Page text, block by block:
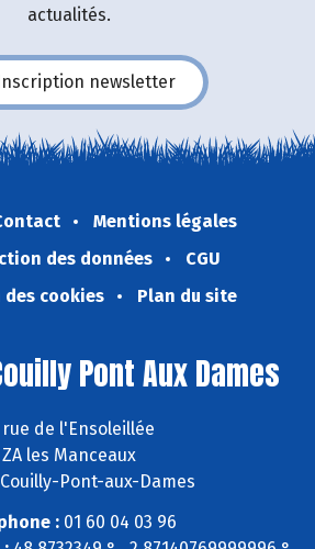
actualités.
newsletter
Mentions légales
des données
CGU
des cookies
Plan du site
Pont Aux Dames
rue de l'Ensoleillée
ZA les Manceaux
Pont-aux-Dames
: 01 60 04 03 96